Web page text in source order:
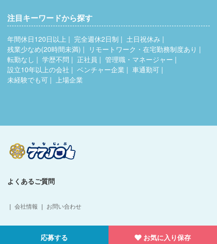
応募する お気に入り保存
注目キーワードから探す
年間休日120日以上 完全週休2日制
土日祝休み
残業少なめ(20時間未満)
リモートワーク・在宅勤務制度あり
転勤なし
学歴不問 正社員
管理職・マネージャー
設立10年以上の会社
ベンチャー企業
車通勤可
未経験でも可
上場企業
よくあるご質問
｜ 会社情報 ｜ お問い合わせ